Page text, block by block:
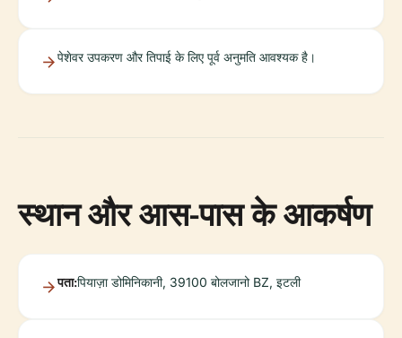
पेशेवर उपकरण और तिपाई के लिए पूर्व अनुमति आवश्यक है।
स्थान और आस-पास के आकर्षण
पता:पियाज़ा डोमिनिकानी, 39100 बोलजानो BZ, इटली